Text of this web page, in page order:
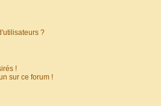
?
!
sur ce forum !